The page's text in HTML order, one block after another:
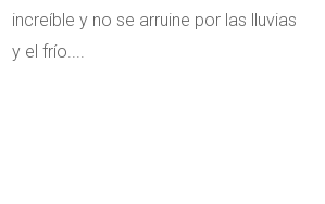
increíble y no se arruine por las lluvias
y el frío....